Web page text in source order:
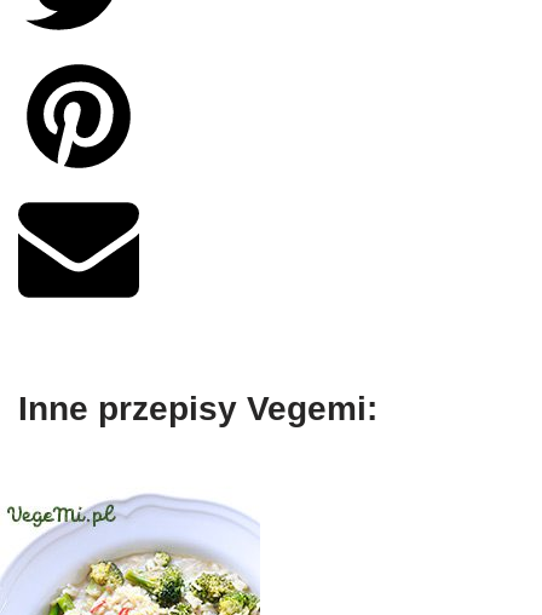
Inne przepisy Vegemi: